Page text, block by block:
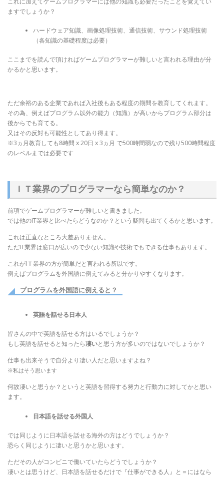
ますでしょうか？
ハードウェア知識、画像処理技術、通信技術、サウンド処理技術
（各知識の基礎程度は必要）
ここまでを読んで頂ければゲームプログラマーが難しいと言われる理由が分
かるかと思います。
ただ余裕のある企業であれば入社後もある程度の期間を教育してくれます。
その為、例えばプログラム以外の能力（知識）が高いからプログラム部分は
後からでも育てる。
又はその反対も可能性としてあり得ます。
※3ヵ月教育しても8時間 x 20日 x 3ヵ月 で500時間弱なので残り500時間程度
のレベルまでは必要です
ＩＴ業界のプログラマーなら簡単なのか？
前項でゲームプログラマーが難しいと書きました。
では他のIT業界と比べたらどうなのか？という疑問も出てくるかと思います。
これは正直なところ大差ありません。
ただIT業界は窓口が広いので少ない知識や技術でもできる仕事もあります。
これがIＴ業界の方が簡単だと言われる所以です。
例えばプログラムを外国語に例えてみると分かりやすくなります。
プログラムを外国語に例えると？
英語を話せる日本人
皆さんの中で英語を話せる方はいるでしょうか？
もし英語を話せると知ったら凄いと思う方が多いのではないでしょうか？
仕事も出来そうで自分より凄い人だと思いますよね？
※私はそう思います
何故凄いと思うか？というと英語を習得する努力と行動力に対してかと思い
ます。
日本語を話せる外国人
では同じように日本語を話せる海外の方はどうでしょうか？
恐らく同じように凄いと思うかと思います。
ただその人がコンビニで働いていたらどうでしょうか？
凄いとは思うけど、日本語を話せるだけで『仕事ができる人』と＝にはなら